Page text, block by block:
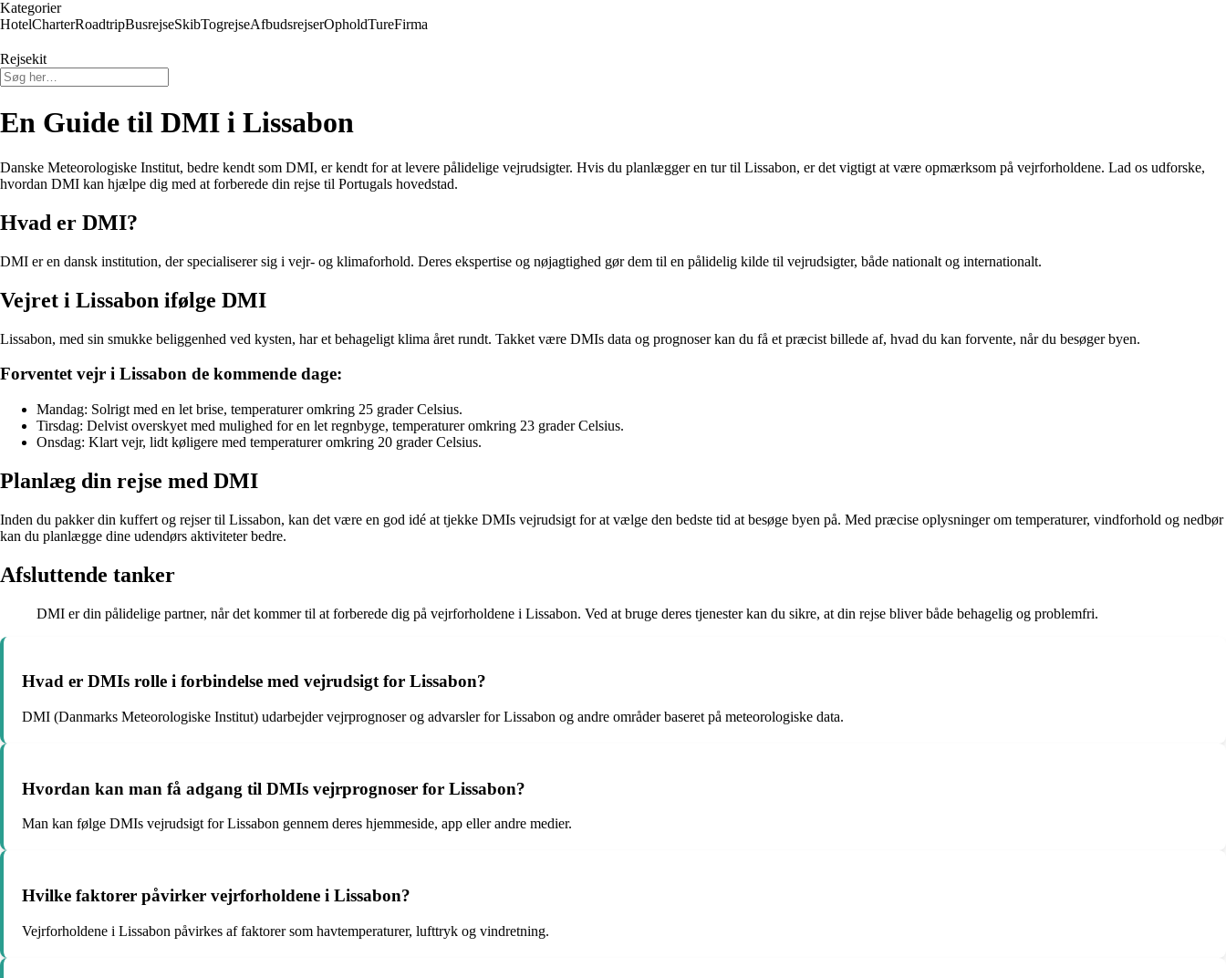
Kategorier
HotelCharterRoadtripBusrejseSkibTogrejseAfbudsrejserOpholdTureFirma
Rejsekit
En Guide til DMI i Lissabon
Danske Meteorologiske Institut, bedre kendt som DMI, er kendt for at levere pålidelige vejrudsigter. Hvis du planlægger en tur til Lissabon, er det vigtigt at være opmærksom på vejrforholdene. Lad os udforske,
hvordan DMI kan hjælpe dig med at forberede din rejse til Portugals hovedstad.
Hvad er DMI?
DMI er en dansk institution, der specialiserer sig i vejr- og klimaforhold. Deres ekspertise og nøjagtighed gør dem til en pålidelig kilde til vejrudsigter, både nationalt og internationalt.
Vejret i Lissabon ifølge DMI
Lissabon, med sin smukke beliggenhed ved kysten, har et behageligt klima året rundt. Takket være DMIs data og prognoser kan du få et præcist billede af, hvad du kan forvente, når du besøger byen.
Forventet vejr i Lissabon de kommende dage:
Mandag: Solrigt med en let brise, temperaturer omkring 25 grader Celsius.
Tirsdag: Delvist overskyet med mulighed for en let regnbyge, temperaturer omkring 23 grader Celsius.
Onsdag: Klart vejr, lidt køligere med temperaturer omkring 20 grader Celsius.
Planlæg din rejse med DMI
Inden du pakker din kuffert og rejser til Lissabon, kan det være en god idé at tjekke DMIs vejrudsigt for at vælge den bedste tid at besøge byen på. Med præcise oplysninger om temperaturer, vindforhold og nedbør
kan du planlægge dine udendørs aktiviteter bedre.
Afsluttende tanker
DMI er din pålidelige partner, når det kommer til at forberede dig på vejrforholdene i Lissabon. Ved at bruge deres tjenester kan du sikre, at din rejse bliver både behagelig og problemfri.
Hvad er DMIs rolle i forbindelse med vejrudsigt for Lissabon?
DMI (Danmarks Meteorologiske Institut) udarbejder vejrprognoser og advarsler for Lissabon og andre områder baseret på meteorologiske data.
Hvordan kan man få adgang til DMIs vejrprognoser for Lissabon?
Man kan følge DMIs vejrudsigt for Lissabon gennem deres hjemmeside, app eller andre medier.
Hvilke faktorer påvirker vejrforholdene i Lissabon?
Vejrforholdene i Lissabon påvirkes af faktorer som havtemperaturer, lufttryk og vindretning.